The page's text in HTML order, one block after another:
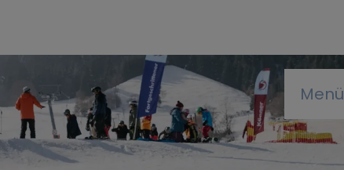
Menü